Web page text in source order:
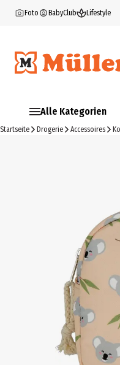
Foto BabyClub Lifestyle
Alle Kategorien
Startseite Drogerie Accessoires